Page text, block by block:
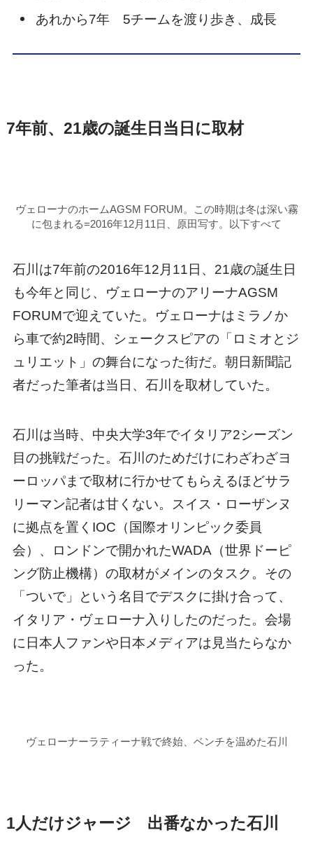
あれから7年 5チームを渡り歩き、成長
7年前、21歳の誕生日当日に取材
ヴェローナのホームAGSM FORUM。この時期は冬は深い霧
に包まれる=2016年12月11日、原田写す。以下すべて
石川は7年前の2016年12月11日、21歳の誕生日
も今年と同じ、ヴェローナのアリーナAGSM
FORUMで迎えていた。ヴェローナはミラノか
ら車で約2時間、シェークスピアの「ロミオとジ
ュリエット」の舞台になった街だ。朝日新聞記
者だった筆者は当日、石川を取材していた。
石川は当時、中央大学3年でイタリア2シーズン
目の挑戦だった。石川のためだけにわざわざヨ
ーロッパまで取材に行かせてもらえるほどサラ
リーマン記者は甘くない。スイス・ローザンヌ
に拠点を置くIOC（国際オリンピック委員
会）、ロンドンで開かれたWADA（世界ドーピ
ング防止機構）の取材がメインのタスク。その
「ついで」という名目でデスクに掛け合って、
イタリア・ヴェローナ入りしたのだった。会場
に日本人ファンや日本メディアは見当たらなか
った。
ヴェローナーラティーナ戦で終始、ベンチを温めた石川
1人だけジャージ 出番なかった石川